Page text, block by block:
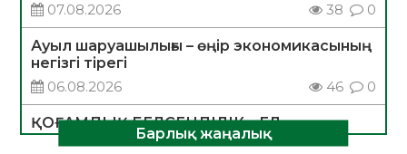
07.08.2026
38 0
Ауыл шаруашылығы – өңір экономикасының
негізгі тірегі
06.08.2026
46 0
ҚОҒАМДЫҚ БЕЛСЕНДІЛІК – ЕЛ
ДАМУЫНЫҢ НЕГІЗІБарлық жаңалық